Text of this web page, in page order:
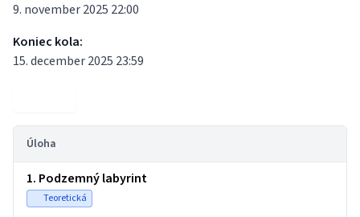
9. november 2025 22:00
Koniec kola:
15. december 2025 23:59
Úloha
1. Podzemný labyrint
Teoretická